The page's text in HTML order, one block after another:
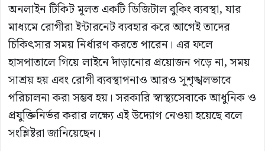
অনলাইন টিকিট মূলত একটি ডিজিটাল বুকিং ব্যবস্থা, যার
মাধ্যমে রোগীরা ইন্টারনেট ব্যবহার করে আগেই তাদের
চিকিৎসার সময় নির্ধারণ করতে পারেন। এর ফলে
হাসপাতালে গিয়ে লাইনে দাঁড়ানোর প্রয়োজন পড়ে না, সময়
সাশ্রয় হয় এবং রোগী ব্যবস্থাপনাও আরও সুশৃঙ্খলভাবে
পরিচালনা করা সম্ভব হয়। সরকারি স্বাস্থ্যসেবাকে আধুনিক ও
প্রযুক্তিনির্ভর করার লক্ষ্যে এই উদ্যোগ নেওয়া হয়েছে বলে
সংশ্লিষ্টরা জানিয়েছেন।